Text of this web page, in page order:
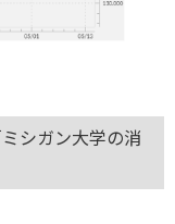
シガン大学の消